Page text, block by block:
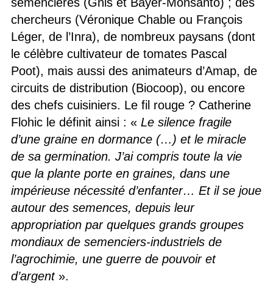
chercheurs (Véronique Chable ou François
Léger, de l’Inra), de nombreux paysans (dont
le célèbre cultivateur de tomates Pascal
Poot), mais aussi des animateurs d’Amap, de
circuits de distribution (Biocoop), ou encore
des chefs cuisiniers. Le fil rouge ? Catherine
Flohic le définit ainsi : « Le silence fragile
d’une graine en dormance (…) et le miracle
de sa germination. J’ai compris toute la vie
que la plante porte en graines, dans une
impérieuse nécessité d’enfanter… Et il se joue
autour des semences, depuis leur
appropriation par quelques grands groupes
mondiaux de semenciers-industriels de
l’agrochimie, une guerre de pouvoir et
d’argent».